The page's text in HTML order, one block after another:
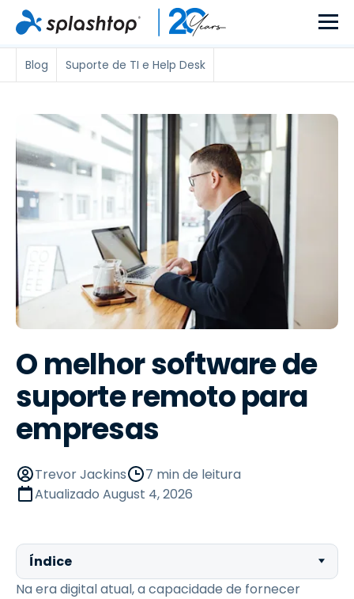
Blog Suporte de TI e Help Desk
O melhor software de
suporte remoto para
empresas
Trevor Jackins
7 min de leitura
Atualizado August 4, 2026
Índice
Na era digital atual, a capacidade de fornecer